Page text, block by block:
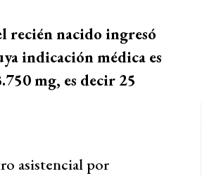
recién nacido ingresó
indicación médica es
mg, es decir 25
asistencial por